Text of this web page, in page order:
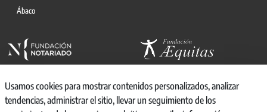
Ábaco
Usamos cookies para mostrar contenidos personalizados, analizar
tendencias, administrar el sitio, llevar un seguimiento de los